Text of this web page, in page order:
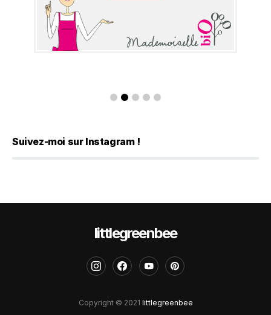
Suivez-moi sur Instagram !
littlegreenbee
Copyright © 2021 littlegreenbee